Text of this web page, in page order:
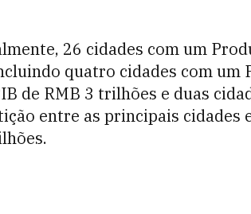
26 cidades com um
quatro cidades com um
de RMB 3 trilhões e duas
entre as principais cidades